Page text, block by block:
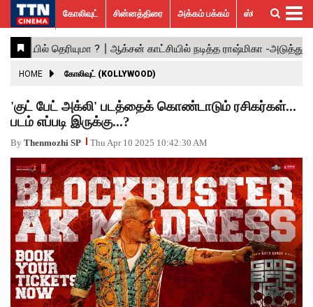
கோலிவுட்
சின்னத்திரை
பாலிவுட்
ஹாலிவுட்
அக்கம்
பக்கம்
ஸ்பெஷல்
ஸ்டோரீஸ்
விமர்சனம்
GALLERY
ACTRESS
ACTORS
MOVIESTILLS
EVENTS
VIDEOS
What’s
Hot
Trending
News
கோலிவுட் சின்னத்திரை அக்கம் பக்கம் ஸ்பெஷல் ஸ்டோரீஸ்
HOME கோலிவுட் (KOLLYWOOD)
'குட் பேட் அக்லி' படத்தைக் கொண்டாடும் ரசிகர்கள்...
படம் எப்படி இருக்கு...?
By Thenmozhi SP Thu Apr 10 2025 10:42:30 AM